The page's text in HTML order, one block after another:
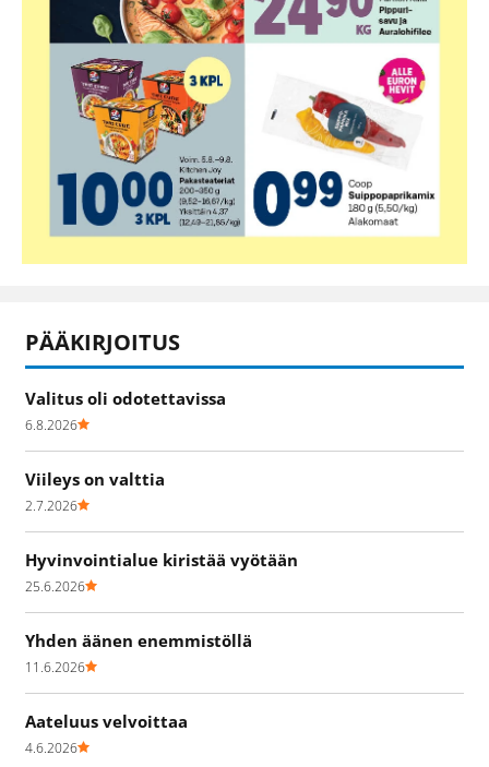
PÄÄKIRJOITUS
Valitus oli odotettavissa
6.8.2026
Viileys on valttia
2.7.2026
Hyvinvointialue kiristää vyötään
25.6.2026
Yhden äänen enemmistöllä
11.6.2026
Aateluus velvoittaa
4.6.2026